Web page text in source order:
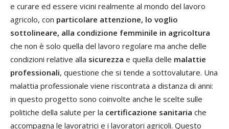
e curare ed essere vicini realmente al mondo del lavoro
agricolo, con particolare attenzione, lo voglio
sottolineare, alla condizione femminile in agricoltura
che non è solo quella del lavoro regolare ma anche delle
condizioni relative alla sicurezza e quella delle malattie
professionali, questione che si tende a sottovalutare. Una
malattia professionale viene riscontrata a distanza di anni:
in questo progetto sono coinvolte anche le scelte sulle
politiche della salute per la certificazione sanitaria che
accompagna le lavoratrici e i lavoratori agricoli. Questo